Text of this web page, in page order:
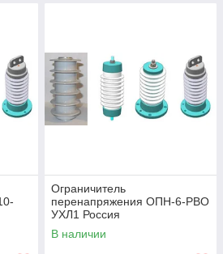
Ограничитель
перенапряжения ОПН-6-РВО
УХЛ1 Россия
В наличии